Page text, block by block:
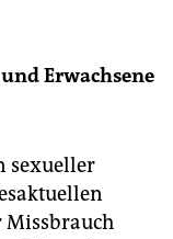
Erwachsene
sexueller
Missbrauch